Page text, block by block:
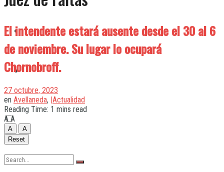
Quilmes
Varela
El intendente estará ausente desde el 30 al 6
de noviembre. Su lugar lo ocupará
Chornobroff.
27 octubre, 2023
en Avellaneda, |Actualidad
Reading Time: 1 mins read
A A
A
A
Reset